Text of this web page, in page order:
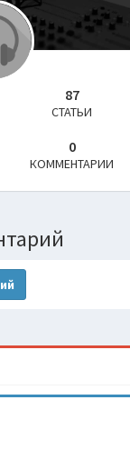
87
СТАТЬИ
0
КОММЕНТАРИИ